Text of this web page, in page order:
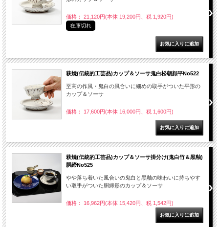
価格： 21,120円(本体 19,200円、税 1,920円)
在庫切れ
萩焼(伝統的工芸品)カップ＆ソーサ鬼白松朝顔平No522
至高の作風・鬼白の風合いに細めの取手がついた平形の
カップ＆ソーサ
価格： 17,600円(本体 16,000円、税 1,600円)
萩焼(伝統的工芸品)カップ＆ソーサ掛分け(鬼白竹＆黒釉)
胴締No525
やや落ち着いた風合いの鬼白と黒釉の味わいに持ちやす
い取手がついた胴締形のカップ＆ソーサ
価格： 16,962円(本体 15,420円、税 1,542円)